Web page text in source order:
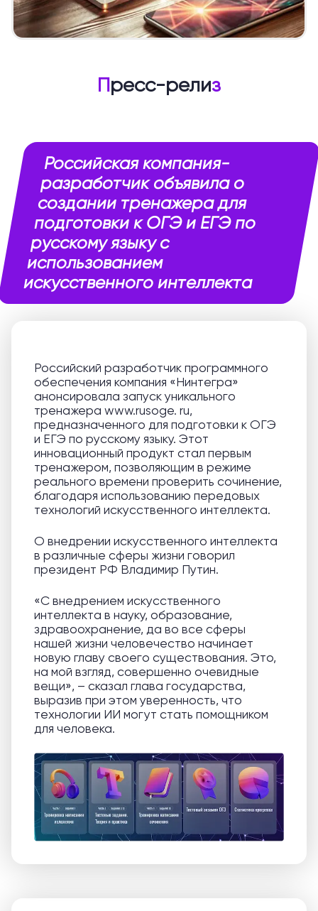
Пресс-релиз
Российская компания-
разработчик объявила о
создании тренажера для
подготовки к ОГЭ и ЕГЭ по
русскому языку с
использованием
искусственного интеллекта
Российский разработчик программного
обеспечения компания «Нинтегра»
анонсировала запуск уникального
тренажера www.rusoge. ru,
предназначенного для подготовки к ОГЭ
и ЕГЭ по русскому языку. Этот
инновационный продукт стал первым
тренажером, позволяющим в режиме
реального времени проверить сочинение,
благодаря использованию передовых
технологий искусственного интеллекта.
О внедрении искусственного интеллекта
в различные сферы жизни говорил
президент РФ Владимир Путин.
«С внедрением искусственного
интеллекта в науку, образование,
здравоохранение, да во все сферы
нашей жизни человечество начинает
новую главу своего существования. Это,
на мой взгляд, совершенно очевидные
вещи», – сказал глава государства,
выразив при этом уверенность, что
технологии ИИ могут стать помощником
для человека.